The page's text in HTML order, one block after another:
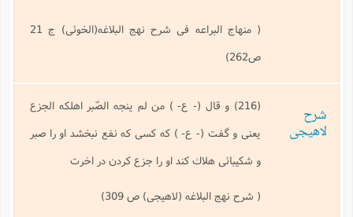
( منهاج البراعه فی شرح نهج البلاغه(الخوئی) ج 21
ص262)
شرح
لاهیجی
(216) و قال (- ع- ) من لم ينجه الصّبر اهلكه الجزع
يعنى و گفت (- ع- ) كه كسى كه نفع نبخشد او را صبر
و شكيبائى هلاك كند او را جزع كردن در اخرت
( شرح نهج البلاغه (لاهیجی) ص 309)